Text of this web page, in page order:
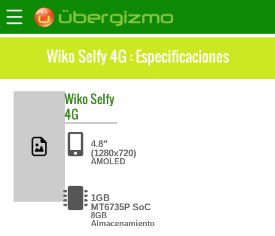
Wiko Selfy 4G : Especificaciones
WikoSelfy
4G
4.8"
(1280x720)
AMOLED
1GB
MT6735P SoC
8GB
Almacenamiento